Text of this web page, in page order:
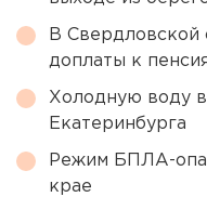
В Свердловской
доплаты к
Холодную воду
Екатеринбурга
Режим БПЛА-
крае